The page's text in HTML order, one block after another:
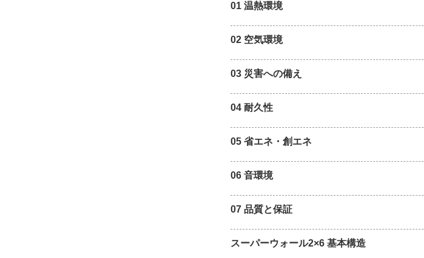
01 温熱環境
02 空気環境
03 災害への備え
04 耐久性
05 省エネ・創エネ
06 音環境
07 品質と保証
スーパーウォール2×6 基本構造